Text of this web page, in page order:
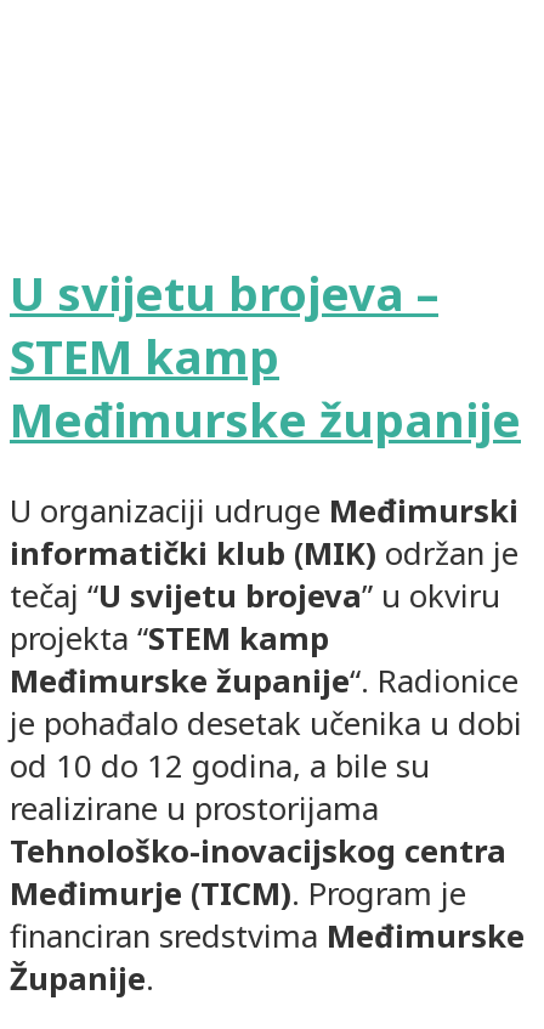
U svijetu brojeva –
STEM kamp
Međimurske županije
U organizaciji udruge Međimurski
informatički klub (MIK) održan je
tečaj “U svijetu brojeva” u okviru
projekta “STEM kamp
Međimurske županije“. Radionice
je pohađalo desetak učenika u dobi
od 10 do 12 godina, a bile su
realizirane u prostorijama
Tehnološko-inovacijskog centra
Međimurje (TICM). Program je
financiran sredstvima Međimurske
Županije.